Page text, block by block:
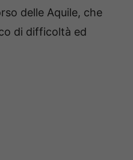
delle Aquile, che
di difficoltà ed